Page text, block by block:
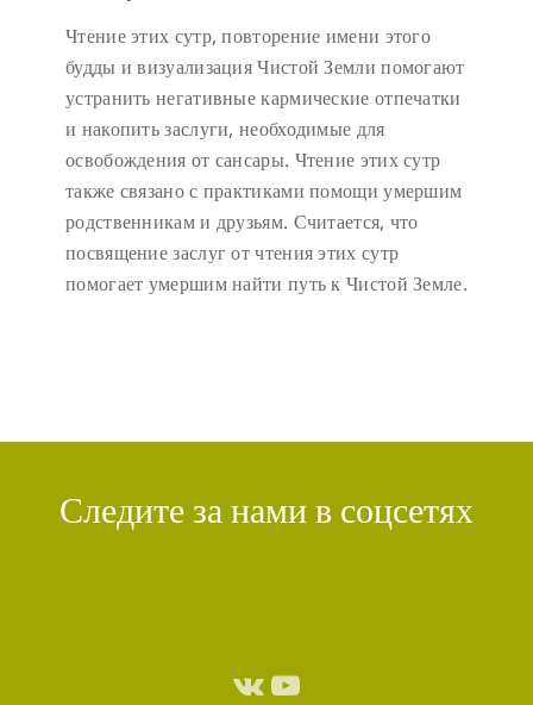
Чтение этих сутр, повторение имени этого
будды и визуализация Чистой Земли помогают
устранить негативные кармические отпечатки
и накопить заслуги, необходимые для
освобождения от сансары. Чтение этих сутр
также связано с практиками помощи умершим
родственникам и друзьям. Считается, что
посвящение заслуг от чтения этих сутр
помогает умершим найти путь к Чистой Земле.
Следите за нами в соцсетях